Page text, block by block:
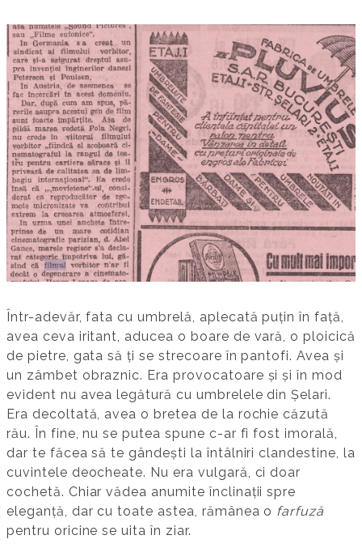
Într-adevăr, fata cu umbrelă, aplecată puțin în față,
avea ceva iritant, aducea o boare de vară, o ploicică
de pietre, gata să ți se strecoare în pantofi. Avea și
un zâmbet obraznic. Era provocatoare și și în mod
evident nu avea legătură cu umbrelele din Șelari.
Era decoltată, avea o bretea de la rochie căzută
rău. În fine, nu se putea spune c-ar fi fost imorală,
dar te făcea să te gândești la întâlniri clandestine, la
cuvintele deocheate. Nu era vulgară, ci doar
cochetă. Chiar vădea anumite înclinații spre
eleganță, dar cu toate astea, rămânea o farfuză
pentru oricine se uita în ziar.